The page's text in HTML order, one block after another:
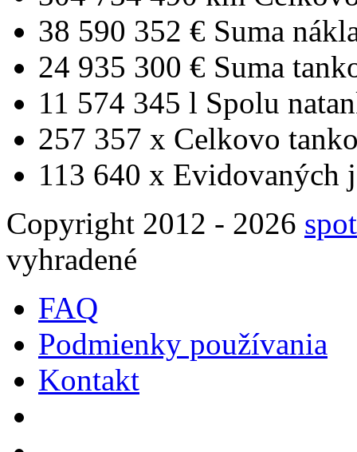
38 590 352 € Suma
24 935 300 € Suma
11 574 345 l Spolu
257 357 x Celkovo
113 640 x Evidovaných
Copyright 2012 - 2026
vyhradené
FAQ
Podmienky používania
Kontakt